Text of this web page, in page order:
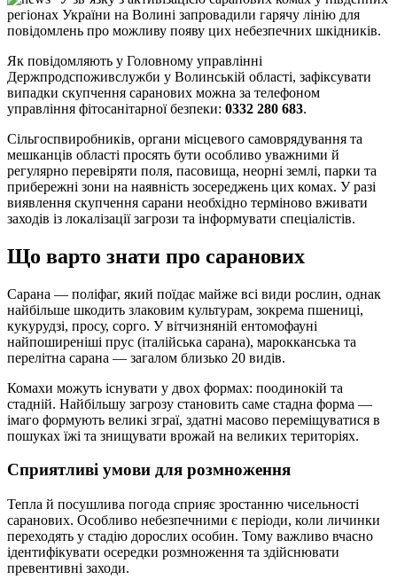
регіонах України на Волині запровадили гарячу лінію для
повідомлень про можливу появу цих небезпечних шкідників.
Як повідомляють у Головному управлінні
Держпродспоживслужби у Волинській області, зафіксувати
випадки скупчення саранових можна за телефоном
управління фітосанітарної безпеки: 0332 280 683.
Сільгоспвиробників, органи місцевого самоврядування та
мешканців області просять бути особливо уважними й
регулярно перевіряти поля, пасовища, неорні землі, парки та
прибережні зони на наявність зосереджень цих комах. У разі
виявлення скупчення сарани необхідно терміново вживати
заходів із локалізації загрози та інформувати спеціалістів.
Що варто знати про саранових
Сарана — поліфаг, який поїдає майже всі види рослин, однак
найбільше шкодить злаковим культурам, зокрема пшениці,
кукурудзі, просу, сорго. У вітчизняній ентомофауні
найпоширеніші прус (італійська сарана), марокканська та
перелітна сарана — загалом близько 20 видів.
Комахи можуть існувати у двох формах: поодинокій та
стадній. Найбільшу загрозу становить саме стадна форма —
імаго формують великі зграї, здатні масово переміщуватися в
пошуках їжі та знищувати врожай на великих територіях.
Сприятливі умови для розмноження
Тепла й посушлива погода сприяє зростанню чисельності
саранових. Особливо небезпечними є періоди, коли личинки
переходять у стадію дорослих особин. Тому важливо вчасно
ідентифікувати осередки розмноження та здійснювати
превентивні заходи.